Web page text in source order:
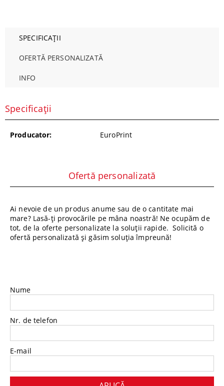
SPECIFICAȚII
OFERTĂ PERSONALIZATĂ
INFO
Specificații
Producator: EuroPrint
Ofertă personalizată
Ai nevoie de un produs anume sau de o cantitate mai
mare? Lasă-ți provocările pe mâna noastră! Ne ocupăm de
tot, de la oferte personalizate la soluții rapide. Solicită o
ofertă personalizată și găsim soluția împreună!
Nume
Nr. de telefon
E-mail